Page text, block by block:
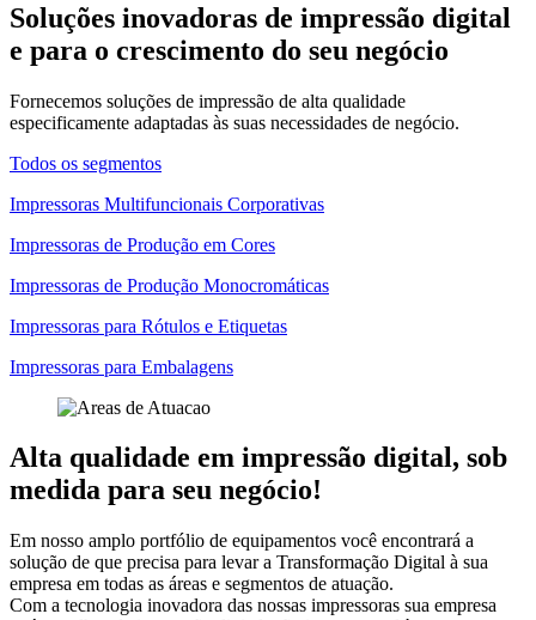
Soluções inovadoras de impressão digital
e para o crescimento do seu negócio
Fornecemos soluções de impressão de alta qualidade
especificamente adaptadas às suas necessidades de negócio.
Todos os segmentos
Impressoras Multifuncionais Corporativas
Impressoras de Produção em Cores
Impressoras de Produção Monocromáticas
Impressoras para Rótulos e Etiquetas
Impressoras para Embalagens
Alta qualidade em impressão digital, sob
medida para seu negócio!
Em nosso amplo portfólio de equipamentos você encontrará a
solução de que precisa para levar a Transformação Digital à sua
empresa em todas as áreas e segmentos de atuação.
Com a tecnologia inovadora das nossas impressoras sua empresa